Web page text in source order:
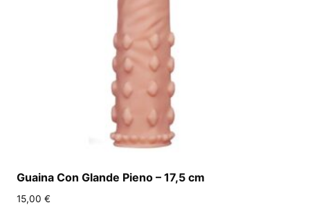
Guaina Con Glande Pieno – 17,5 cm
15,00 €